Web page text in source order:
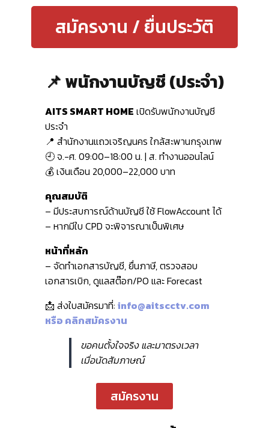
สมัครงาน / ยื่นประวัติ
📌 พนักงานบัญชี (ประจำ)
AITS SMART HOME เปิดรับพนักงานบัญชี
ประจำ
📍 สำนักงานแถวเจริญนคร ใกล้สะพานกรุงเทพ
🕘 จ.-ศ. 09:00–18:00 น. | ส. ทำงานออนไลน์
💰 เงินเดือน 20,000–22,000 บาท
คุณสมบัติ
– มีประสบการณ์ด้านบัญชี ใช้ FlowAccount ได้
– หากมีใบ CPD จะพิจารณาเป็นพิเศษ
หน้าที่หลัก
– จัดทำเอกสารบัญชี, ยื่นภาษี, ตรวจสอบ
เอกสารเบิก, ดูแลสต๊อก/PO และ Forecast
📩 ส่งใบสมัครมาที่: info@aitscctv.com
หรือ คลิกสมัครงาน
ขอคนตั้งใจจริง และมาตรงเวลา
เมื่อนัดสัมภาษณ์
สมัครงาน